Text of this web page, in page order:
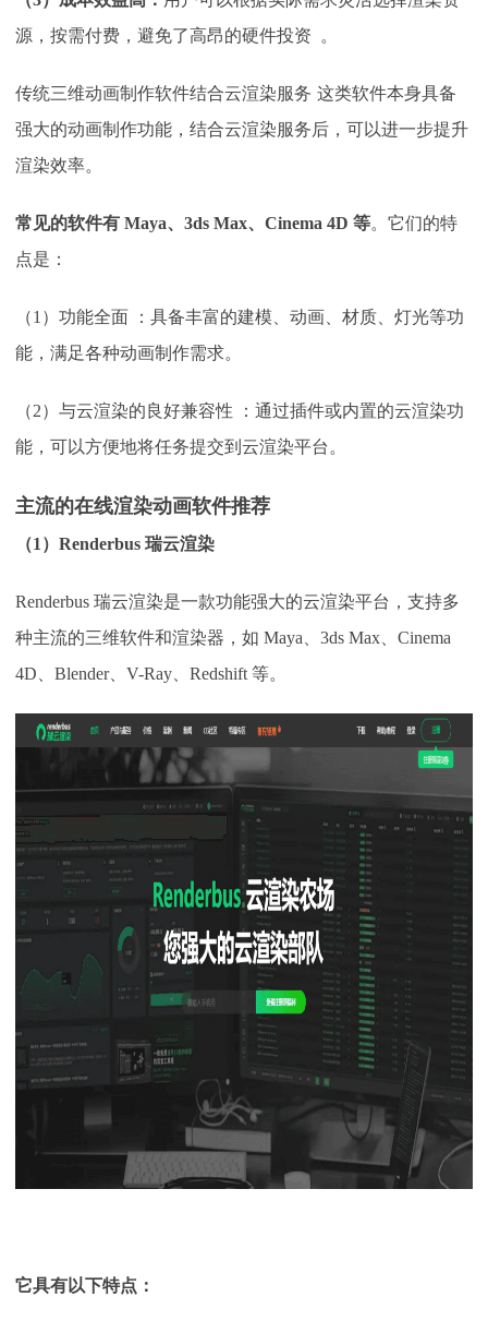
源，按需付费，避免了高昂的硬件投资 。
传统三维动画制作软件结合云渲染服务 这类软件本身具备
强大的动画制作功能，结合云渲染服务后，可以进一步提升
渲染效率。
常见的软件有 Maya、3ds Max、Cinema 4D 等。它们的特
点是：
（1）功能全面 ：具备丰富的建模、动画、材质、灯光等功
能，满足各种动画制作需求。
（2）与云渲染的良好兼容性 ：通过插件或内置的云渲染功
能，可以方便地将任务提交到云渲染平台。
主流的在线渲染动画软件推荐
（1）Renderbus 瑞云渲染
Renderbus 瑞云渲染是一款功能强大的云渲染平台，支持多
种主流的三维软件和渲染器，如 Maya、3ds Max、Cinema
4D、Blender、V-Ray、Redshift 等。
它具有以下特点：